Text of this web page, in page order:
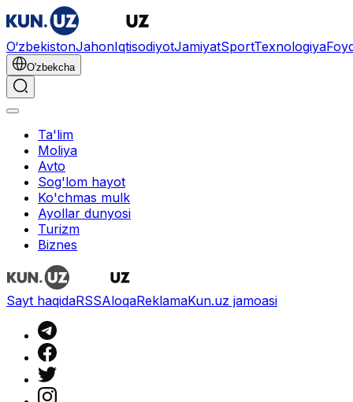
O‘zbekistonJahonIqtisodiyotJamiyatSportTexnologiya
O'zbekcha
Ta'lim
Moliya
Avto
Sog'lom hayot
Ko'chmas mulk
Ayollar dunyosi
Turizm
Biznes
Sayt haqidaRSSAloqaReklamaKun.uz jamoasi